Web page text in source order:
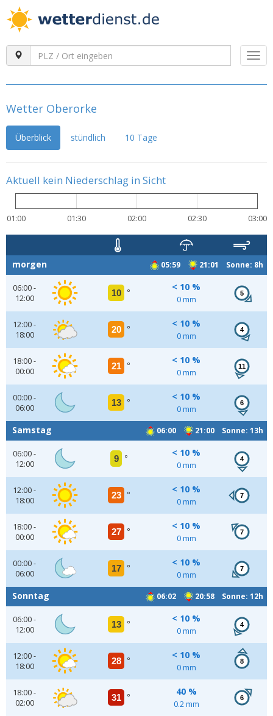
Wetter Oberorke
Überblick stündlich 10 Tage
Aktuell kein Niederschlag in Sicht
01:00 01:30 02:00 02:30 03:00
05:59 21:01 Sonne: 8h
morgen
06:00 -
12:00
10 °
< 10 %
0 mm
5
12:00 -
18:00
20 °
< 10 %
0 mm
4
18:00 -
00:00
21 °
< 10 %
0 mm
11
00:00 -
06:00
13 °
< 10 %
0 mm
6
06:00 21:00 Sonne: 13h
Samstag
06:00 -
12:00
9 °
< 10 %
0 mm
4
12:00 -
18:00
23 °
< 10 %
0 mm
7
18:00 -
00:00
27 °
< 10 %
0 mm
7
00:00 -
06:00
17 °
< 10 %
0 mm
7
06:02 20:58 Sonne: 12h
Sonntag
06:00 -
12:00
13 °
< 10 %
0 mm
4
12:00 -
18:00
28 °
< 10 %
0 mm
8
18:00 -
02:00
31 °
40 %
0.2 mm
6